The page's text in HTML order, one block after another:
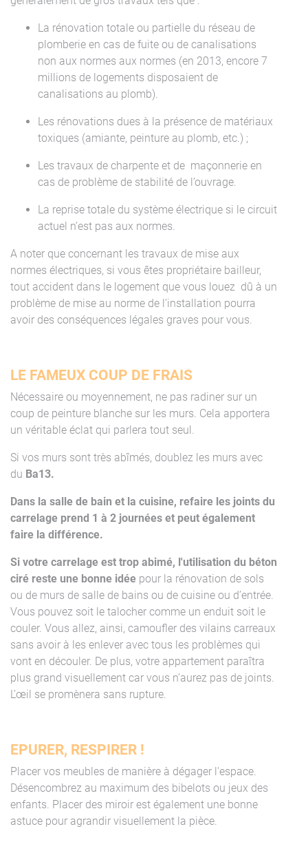
La rénovation totale ou partielle du réseau de
plomberie en cas de fuite ou de canalisations
non aux normes aux normes (en 2013, encore 7
millions de logements disposaient de
canalisations au plomb).
Les rénovations dues à la présence de matériaux
toxiques (amiante, peinture au plomb, etc.) ;
Les travaux de charpente et de maçonnerie en
cas de problème de stabilité de l’ouvrage.
La reprise totale du système électrique si le circuit
actuel n’est pas aux normes.
A noter que concernant les travaux de mise aux
normes électriques, si vous êtes propriétaire bailleur,
tout accident dans le logement que vous louez dû à un
problème de mise au norme de l’installation pourra
avoir des conséquences légales graves pour vous.
LE FAMEUX COUP DE FRAIS
Nécessaire ou moyennement, ne pas radiner sur un
coup de peinture blanche sur les murs. Cela apportera
un véritable éclat qui parlera tout seul.
Si vos murs sont très abîmés, doublez les murs avec
du Ba13.
Dans la salle de bain et la cuisine, refaire les joints du
carrelage prend 1 à 2 journées et peut également
faire la différence.
Si votre carrelage est trop abimé, l'utilisation du béton
ciré reste une bonne idée pour la rénovation de sols
ou de murs de salle de bains ou de cuisine ou d’entrée.
Vous pouvez soit le talocher comme un enduit soit le
couler. Vous allez, ainsi, camoufler des vilains carreaux
sans avoir à les enlever avec tous les problèmes qui
vont en découler. De plus, votre appartement paraîtra
plus grand visuellement car vous n’aurez pas de joints.
L’œil se promènera sans rupture.
EPURER, RESPIRER !
Placer vos meubles de manière à dégager l'espace.
Désencombrez au maximum des bibelots ou jeux des
enfants. Placer des miroir est également une bonne
astuce pour agrandir visuellement la pièce.